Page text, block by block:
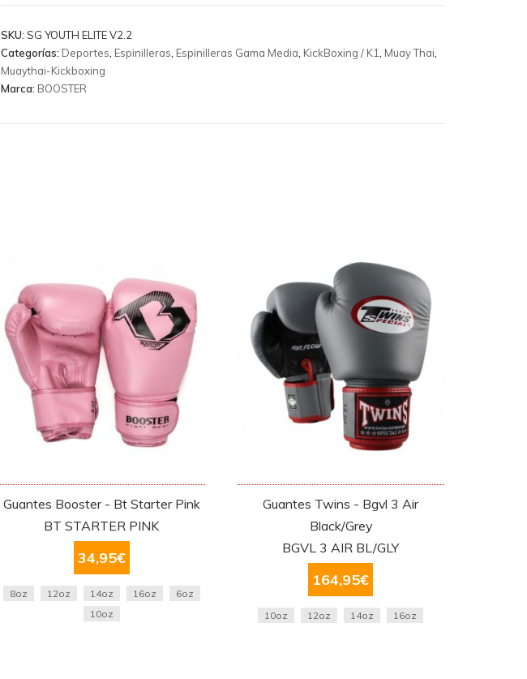
Sg
Elite
V2.2
cantidad
SKU: SG YOUTH ELITE V2.2
Categorías: Deportes Espinilleras Espinilleras Gama Media KickBoxing / K1 Muay Thai
Muaythai-Kickboxing
Marca: BOOSTER
Guantes Booster - Bt Starter Pink
BT STARTER PINK
34,95€
8oz 12oz 14oz 16oz
6oz
10oz
Guantes Twins - Bgvl 3 Air
Black/Grey
BGVL 3 AIR BL/GLY
164,95€
10oz 12oz 14oz 16oz